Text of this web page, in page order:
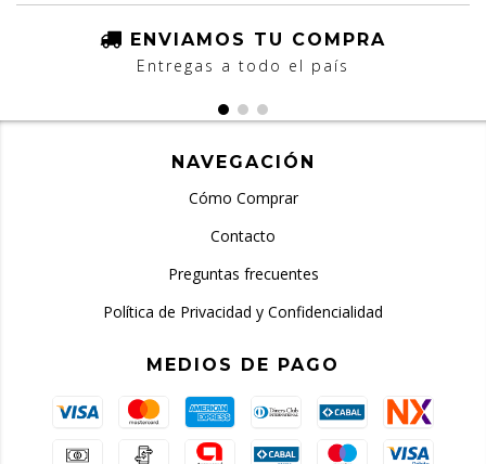
ENVIAMOS TU COMPRA
Entregas a todo el país
NAVEGACIÓN
Cómo Comprar
Contacto
Preguntas frecuentes
Política de Privacidad y Confidencialidad
MEDIOS DE PAGO